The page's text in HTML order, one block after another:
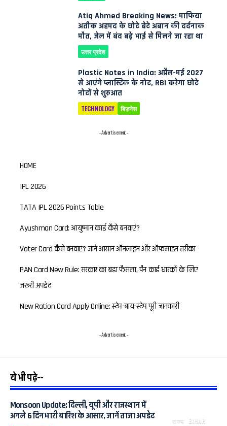
Atiq Ahmed Breaking News: माफिया
अतीक अहमद के छोटे बेटे अबान की दर्दनाक
मौत, जेल में बंद बड़े भाई से मिलने जा रहा था
उत्तर प्रदेश
Plastic Notes in India: अप्रैल-मई 2027
से आएंगे प्लास्टिक के नोट, RBI करेगा छोटे
नोटों से शुरुआत
TECHNOLOGY बिज़नेस
- Advertisement -
HOME
IPL 2026
TATA IPL 2026 Points Table
Ayushman Card: आयुष्मान कार्ड कैसे बनवाएं?
Voter Card कैसे बनवाएं? जानें आसान ऑनलाइन और ऑफलाइन तरीका
PAN Card New Rule: सरकार का बड़ा फैसला, पैन कार्ड धारकों के लिए
जरूरी अपडेट
New Ration Card Apply Online: स्टेप-बाय-स्टेप पूरी जानकारी
- Advertisement -
ये भी पढ़े--
राज्य BIHAR
Monsoon Update: दिल्ली, यूपी और राजस्थान में
अगले 6 दिन भारी बारिश के आसार, जानें ताजा अपडेट